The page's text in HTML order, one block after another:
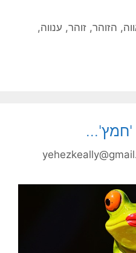
, הזוהר,זוהר, ענווה,
'חמץ'…